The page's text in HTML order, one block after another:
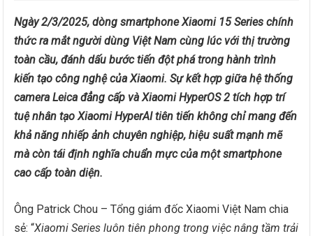
Ngày 2/3/2025, dòng smartphone Xiaomi 15 Series chính
thức ra mắt người dùng Việt Nam cùng lúc với thị trường
toàn cầu, đánh dấu bước tiến đột phá trong hành trình
kiến tạo công nghệ của Xiaomi. Sự kết hợp giữa hệ thống
camera Leica đẳng cấp và Xiaomi HyperOS 2 tích hợp trí
tuệ nhân tạo Xiaomi HyperAI tiên tiến không chỉ mang đến
khả năng nhiếp ảnh chuyên nghiệp, hiệu suất mạnh mẽ
mà còn tái định nghĩa chuẩn mực của một smartphone
cao cấp toàn diện.
Ông Patrick Chou – Tổng giám đốc Xiaomi Việt Nam chia
sẻ: “Xiaomi Series luôn tiên phong trong việc nâng tầm trải